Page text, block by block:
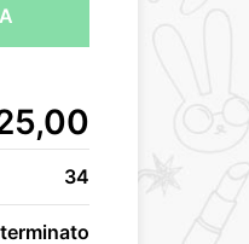
34
terminato